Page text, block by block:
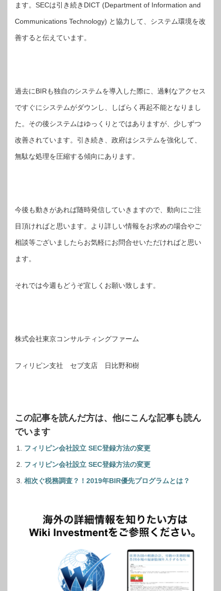
ます。SECは引き続きDICT (Department of Information and
Communications Technology) と協力して、システム環境を改
善すると伝えています。
過去にBIRも独自のシステムを導入した際に、過剰なアクセス
ですぐにシステムがダウンし、しばらく再起不能となりまし
た。その後システムはゆっくりとではありますが、少しずつ
改善されています。引き続き、政府はシステムを強化して、
無駄な処理を圧縮する傾向にあります。
今後も動きがあれば随時発信していきますので、動向にご注
目頂ければと思います。より詳しい情報をお求めの場合やご
相談等ございましたらお気軽にお問合せいただければと思い
ます。
それでは今週もどうぞ宜しくお願い致します。
株式会社東京コンサルティングファーム
フィリピン支社 セブ支店 日比野和樹
この記事を読んだ方は、他にこんな記事も読ん
でいます
フィリピン会社設立 SEC登録方法の変更
フィリピン会社設立 SEC登録方法の変更
相次ぐ税務調査？！2019年BIR優先プログラムとは？